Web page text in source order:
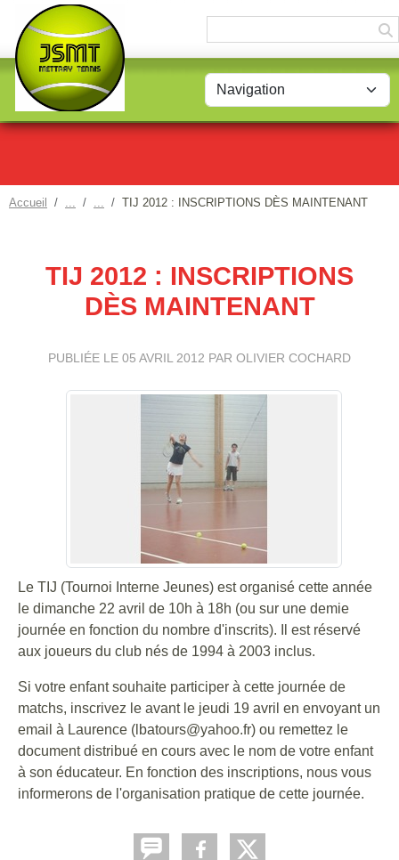
Accueil TIJ 2012 : INSCRIPTIONS DÈS MAINTENANT
TIJ 2012 : INSCRIPTIONS
DÈS MAINTENANT
PUBLIÉE LE 05 AVRIL 2012 PAR OLIVIER COCHARD
Le TIJ (Tournoi Interne Jeunes) est organisé cette année
le dimanche 22 avril de 10h à 18h (ou sur une demie
journée en fonction du nombre d'inscrits). Il est réservé
aux joueurs du club nés de 1994 à 2003 inclus.
Si votre enfant souhaite participer à cette journée de
matchs, inscrivez le avant le jeudi 19 avril en envoyant un
email à Laurence (lbatours@yahoo.fr) ou remettez le
document distribué en cours avec le nom de votre enfant
à son éducateur. En fonction des inscriptions, nous vous
informerons de l'organisation pratique de cette journée.
Panneau de gestion des cookies